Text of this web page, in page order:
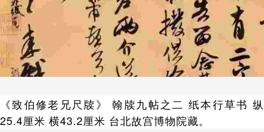
《致伯修老兄尺牍》 翰牍九帖之二 纸本行草书 纵
25.4厘米 横43.2厘米 台北故宫博物院藏。